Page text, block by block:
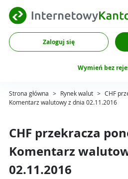
Zaloguj się
Wymień bez
Strona główna > Rynek walut > CHF
Komentarz walutowy z dnia 02.11.2016
CHF przekracza
Komentarz
02.11.2016